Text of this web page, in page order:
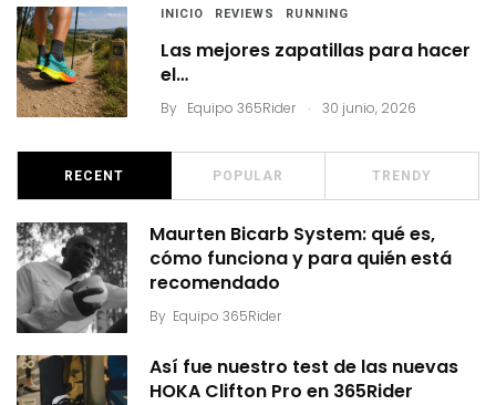
INICIO REVIEWS RUNNING
Las mejores zapatillas para hacer
el…
By Equipo 365Rider . 30 junio, 2026
RECENT POPULAR TRENDY
Maurten Bicarb System: qué es,
cómo funciona y para quién está
recomendado
By Equipo 365Rider
Así fue nuestro test de las nuevas
HOKA Clifton Pro en 365Rider